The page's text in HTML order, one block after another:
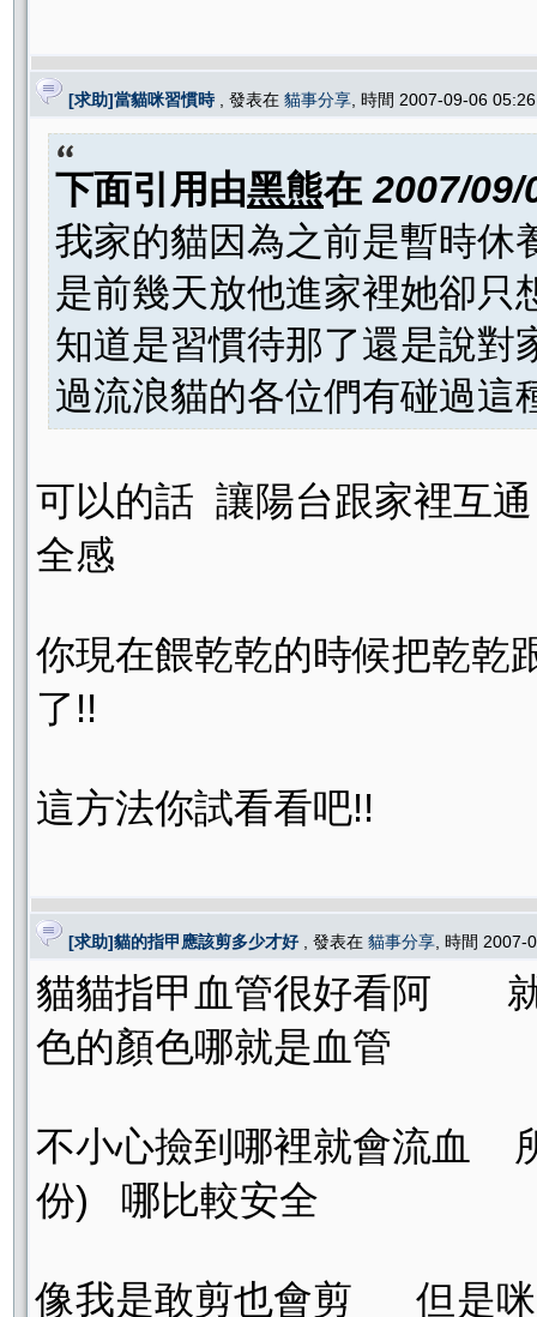
[求助]當貓咪習慣時 , 發表在 貓事分享 , 時間 2007-09-06
下面引用由黑熊在2007/
我家的貓因為之前是暫時休
是前幾天放他進家裡她卻只
知道是習慣待那了還是說對
過流浪貓的各位們有碰過這
可以的話 讓陽台跟家裡互
全感
你現在餵乾乾的時候把乾乾
了!!
這方法你試看看吧!!
[求助]貓的指甲應該剪多少才好 , 發表在 貓事分享 , 時間
貓貓指甲血管很好看阿 就
色的顏色哪就是血管
不小心撿到哪裡就會流血
份) 哪比較安全
像我是敢剪也會剪 但是咪